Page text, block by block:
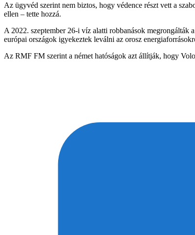
Az ügyvéd szerint nem biztos, hogy védence részt vett a
ellen – tette hozzá.
A 2022. szeptember 26-i víz alatti robbanások megrongálták
európai országok igyekeztek leválni az orosz
Az RMF FM szerint a német hatóságok azt állítják, hogy